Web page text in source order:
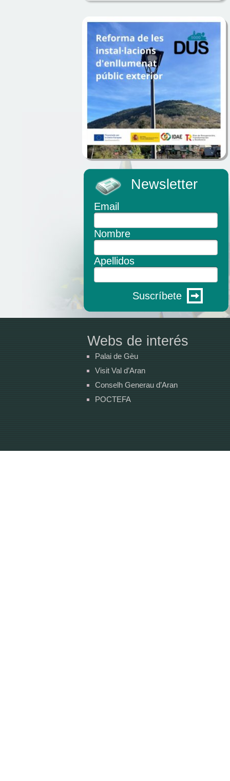
Newsletter
Email
Nombre
Apellidos
Suscríbete
Webs de interés
Palai de Gèu
Visit Val d’Aran
Conselh Generau d’Aran
POCTEFA